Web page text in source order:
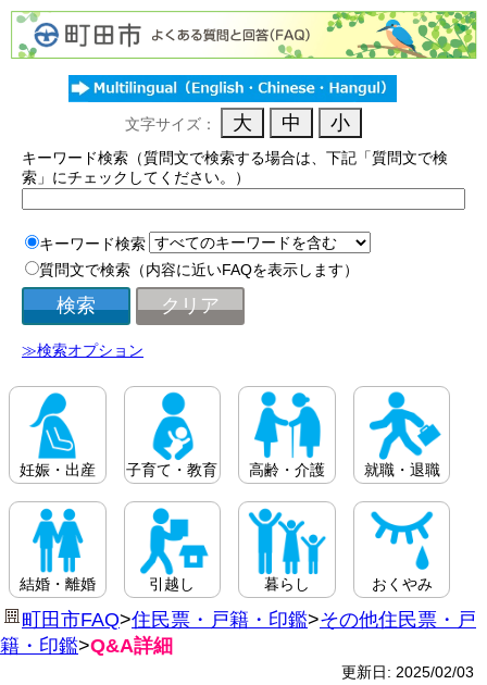
文字サイズ：
キーワード検索（質問文で検索する場合は、下記「質問文で検
索」にチェックしてください。）
キーワード検索
質問文で検索（内容に近いFAQを表示します）
≫検索オプション
妊娠・出産 子育て・教育 高齢・介護 就職・退職
結婚・離婚 引越し 暮らし おくやみ
町田市FAQ>住民票・戸籍・印鑑>その他住民票・戸
籍・印鑑>Q&A詳細
更新日: 2025/02/03